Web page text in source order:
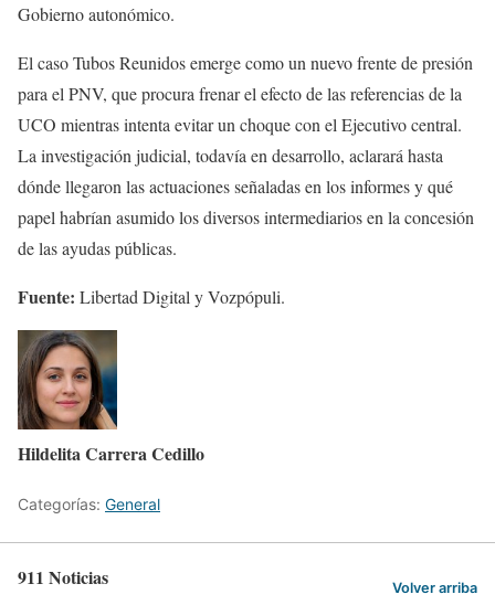
Gobierno autonómico.
El caso Tubos Reunidos emerge como un nuevo frente de presión
para el PNV, que procura frenar el efecto de las referencias de la
UCO mientras intenta evitar un choque con el Ejecutivo central.
La investigación judicial, todavía en desarrollo, aclarará hasta
dónde llegaron las actuaciones señaladas en los informes y qué
papel habrían asumido los diversos intermediarios en la concesión
de las ayudas públicas.
Fuente: Libertad Digital y Vozpópuli.
Hildelita Carrera Cedillo
Categorías: General
911 Noticias Volver arriba